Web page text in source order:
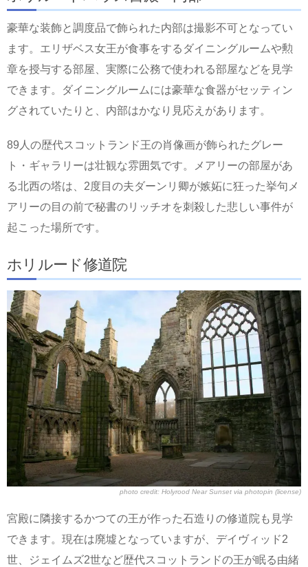
豪華な装飾と調度品で飾られた内部は撮影不可となってい
ます。エリザベス女王が食事をするダイニングルームや勲
章を授与する部屋、実際に公務で使われる部屋などを見学
できます。ダイニングルームには豪華な食器がセッティン
グされていたりと、内部はかなり見応えがあります。
89人の歴代スコットランド王の肖像画が飾られたグレー
ト・ギャラリーは壮観な雰囲気です。メアリーの部屋があ
る北西の塔は、2度目の夫ダーンリ卿が嫉妬に狂った挙句メ
アリーの目の前で秘書のリッチオを刺殺した悲しい事件が
起こった場所です。
ホリルード修道院
photo credit: Holyrood Near Sunset via photopin (license)
宮殿に隣接するかつての王が作った石造りの修道院も見学
できます。現在は廃墟となっていますが、デイヴィッド2
世、ジェイムズ2世など歴代スコットランドの王が眠る由緒